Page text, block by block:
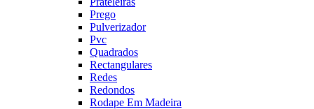
Prego
Pulverizador
Pvc
Quadrados
Rectangulares
Redes
Redondos
Rodape Em Madeira